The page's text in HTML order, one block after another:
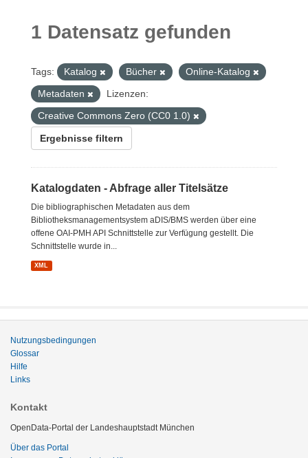
1 Datensatz gefunden
Tags: Katalog Bücher
Online-Katalog
Metadaten
Lizenzen:
Creative Commons Zero (CC0 1.0)
Ergebnisse filtern
Katalogdaten - Abfrage aller Titelsätze
Die bibliographischen Metadaten aus dem
Bibliotheksmanagementsystem aDIS/BMS werden über eine
offene OAI-PMH API Schnittstelle zur Verfügung gestellt. Die
Schnittstelle wurde in...
XML
Nutzungsbedingungen
Glossar
Hilfe
Links
Kontakt
OpenData-Portal der Landeshauptstadt München
Über das Portal